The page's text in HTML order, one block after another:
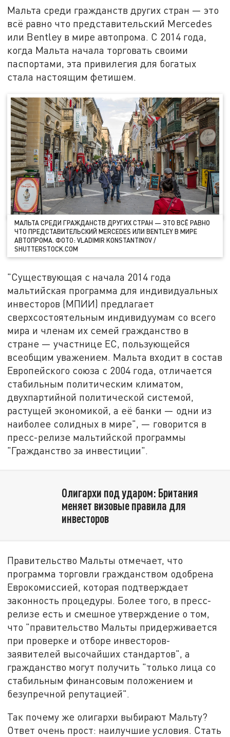
Мальта среди гражданств других стран — это
всё равно что представительский Mercedes
или Bentley в мире автопрома. С 2014 года,
когда Мальта начала торговать своими
паспортами, эта привилегия для богатых
стала настоящим фетишем.
МАЛЬТА СРЕДИ ГРАЖДАНСТВ ДРУГИХ СТРАН — ЭТО ВСЁ РАВНО
ЧТО ПРЕДСТАВИТЕЛЬСКИЙ MERCEDES ИЛИ BENTLEY В МИРЕ
АВТОПРОМА. ФОТО: VLADIMIR KONSTANTINOV /
SHUTTERSTOCK.COM
"Существующая с начала 2014 года
мальтийская программа для индивидуальных
инвесторов (МПИИ) предлагает
сверхсостоятельным индивидуумам со всего
мира и членам их семей гражданство в
стране — участнице ЕС, пользующейся
всеобщим уважением. Мальта входит в состав
Европейского союза с 2004 года, отличается
стабильным политическим климатом,
двухпартийной политической системой,
растущей экономикой, а её банки — одни из
наиболее солидных в мире", — говорится в
пресс-релизе мальтийской программы
"Гражданство за инвестиции".
Олигархи под ударом: Британия
меняет визовые правила для
инвесторов
Правительство Мальты отмечает, что
программа торговли гражданством одобрена
Еврокомиссией, которая подтверждает
законность процедуры. Более того, в пресс-
релизе есть и смешное утверждение о том,
что "правительство Мальты придерживается
при проверке и отборе инвесторов-
заявителей высочайших стандартов", а
гражданство могут получить "только лица со
стабильным финансовым положением и
безупречной репутацией".
Так почему же олигархи выбирают Мальту?
Ответ очень прост: наилучшие условия. Стать